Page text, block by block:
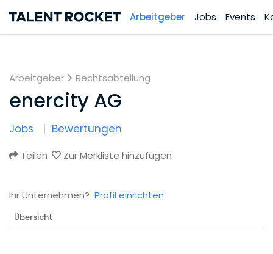
Arbeitgeber Jobs Events
Arbeitgeber Rechtsabteilung
enercity AG
Jobs Bewertungen
Teilen Zur Merkliste hinzufügen
Ihr Unternehmen? Profil einrichten
Übersicht